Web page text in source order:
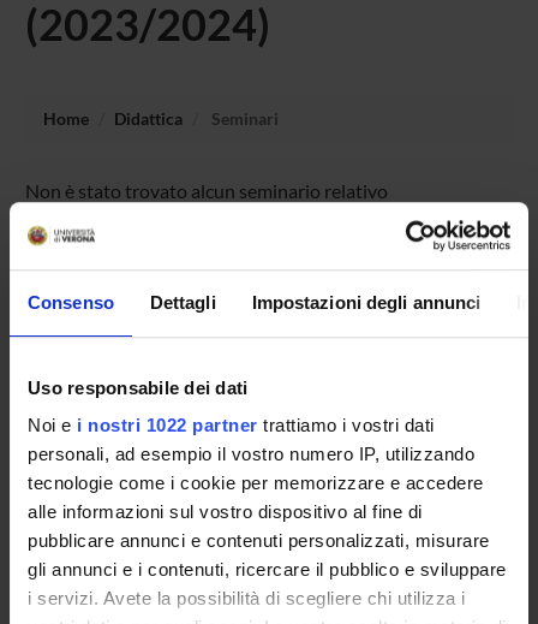
Consenso Dettagli Impostazioni degli annunci
Uso responsabile dei dati
Noi e i nostri 1022 partner trattiamo i vostri dati
personali, ad esempio il vostro numero IP, utilizzando
tecnologie come i cookie per memorizzare e accedere
alle informazioni sul vostro dispositivo al fine di
pubblicare annunci e contenuti personalizzati, misurare
gli annunci e i contenuti, ricercare il pubblico e sviluppare
i servizi. Avete la possibilità di scegliere chi utilizza i
(2023/2024)
Home Didattica Seminari
Non è stato trovato alcun seminario relativo
all'insegnamento Digital project in literature and philology.
CORSI DI STUDIO
DOTTORATI DI RICERCA E FORMAZIONE
SUPERIORE
Contatti
Persone
Luoghi